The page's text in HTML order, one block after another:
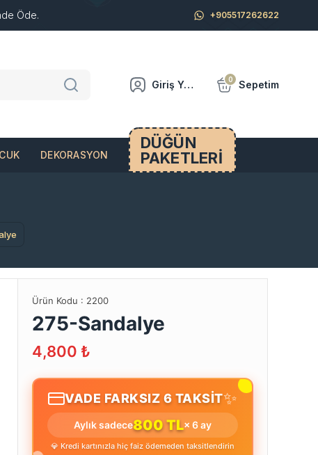
Öde. +905517262622
Giriş Yap 0 Sepetim
DEKORASYON
DÜĞÜN
PAKETLERİ
Ürün Kodu : 2200
275-Sandalye
4,800 ₺
VADE FARKSIZ 6 TAKSİT✨
Aylık sadece800 TL× 6 ay
💎 Kredi kartınızla hiç faiz ödemeden taksitlendirin